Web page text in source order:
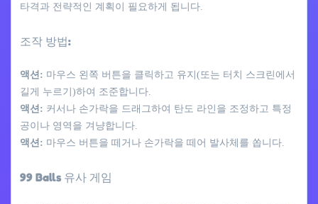
타격과 전략적인 계획이 필요하게 됩니다.
조작 방법:
액션: 마우스 왼쪽 버튼을 클릭하고 유지(또는 터치 스크린에서
길게 누르기)하여 조준합니다.
액션: 커서나 손가락을 드래그하여 탄도 라인을 조정하고 특정
공이나 영역을 겨냥합니다.
액션: 마우스 버튼을 떼거나 손가락을 떼어 발사체를 쏩니다.
99 Balls 유사 게임